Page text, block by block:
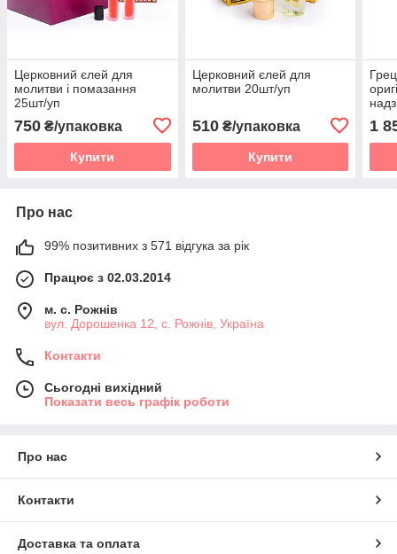
Церковний єлей для
молитви і помазання
25шт/уп
750 ₴/упаковка
Купити
Церковний єлей для
молитви 20шт/уп
510₴/упаковка
Купити
1
Про нас
99% позитивних з 571 відгука за рік
Працює з 02.03.2014
м. с. Рожнів
вул. Дорошенка 12, с. Рожнів, Україна
Контакти
Сьогодні вихідний
Показати весь графік роботи
Про нас
Контакти
Доставка та оплата